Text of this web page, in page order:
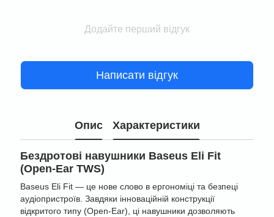
Додайте перший відгук
Написати відгук
Опис Характеристики
Бездротові навушники Baseus Eli Fit
(Open-Ear TWS)
Baseus Eli Fit — це нове слово в ергономіці та безпеці
аудіопристроїв. Завдяки інноваційній конструкції
відкритого типу (Open-Ear), ці навушники дозволяють